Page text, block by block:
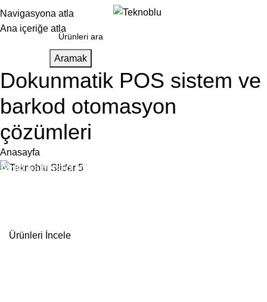
Navigasyona atla
Ana içeriğe atla
Aramak
Dokunmatik POS sistem ve
barkod otomasyon
çözümleri
Anasayfa
Akıllı kablosuz çağrı sistemi ile müşteri deneyimini
Ürünleri İncele